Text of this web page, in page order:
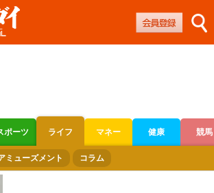
ポーツ ライフ マネー 健康 競馬
オートレース
ミューズメント コラム